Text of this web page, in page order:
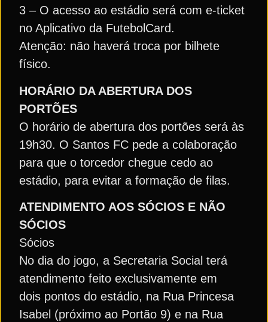
3 – O acesso ao estádio será com e-ticket
no Aplicativo da FutebolCard.
Atenção: não haverá troca por bilhete
físico.
HORÁRIO DA ABERTURA DOS
PORTÕES
O horário de abertura dos portões será às
19h30. O Santos FC pede a colaboração
para que o torcedor chegue cedo ao
estádio, para evitar a formação de filas.
ATENDIMENTO AOS SÓCIOS E NÃO
SÓCIOS
Sócios
No dia do jogo, a Secretaria Social terá
atendimento feito exclusivamente em
dois pontos do estádio, na Rua Princesa
Isabel (próximo ao Portão 9) e na Rua